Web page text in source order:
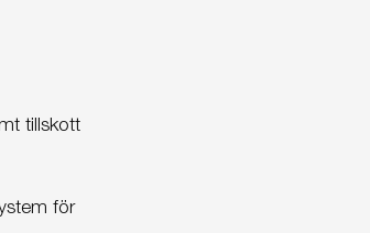
tillskott
för